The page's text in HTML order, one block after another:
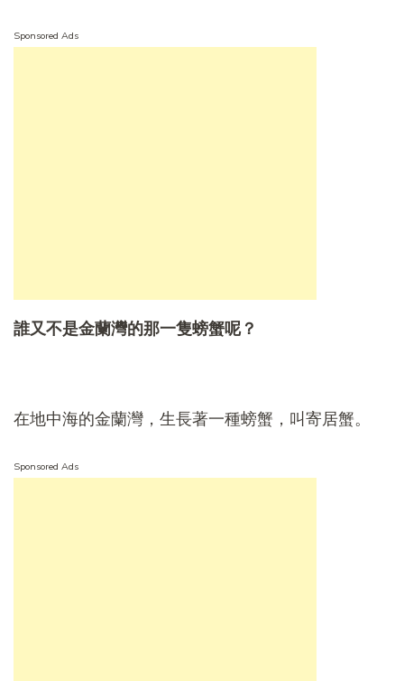
Sponsored Ads
誰又不是金蘭灣的那一隻螃蟹呢？
在地中海的金蘭灣，生長著一種螃蟹，叫寄居蟹。
Sponsored Ads